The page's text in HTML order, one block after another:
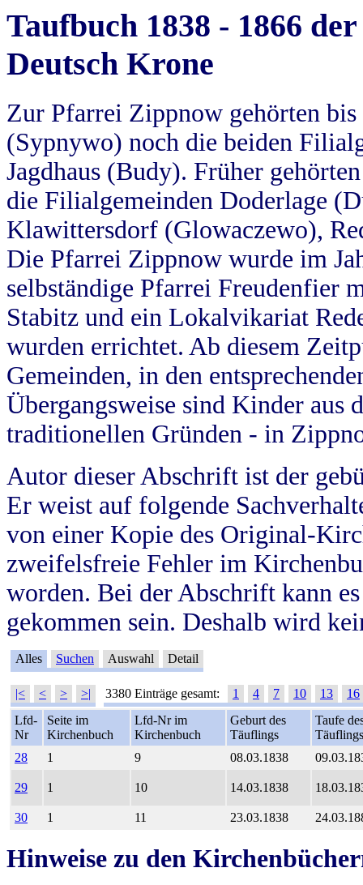
Taufbuch 1838 - 1866
Deutsch Krone
Zur Pfarrei Zippnow gehörten
(Sypnywo) noch die beiden
Jagdhaus (Budy). Früher
die Filialgemeinden Doderlage
Klawittersdorf (Glowaczewo),
Die Pfarrei Zippnow wurde im
selbständige Pfarrei Freudenfier
Stabitz und ein Lokalvikariat
wurden errichtet. Ab diesem
Gemeinden, in den
Übergangsweise sind Kinder aus
traditionellen Gründen - in
Autor dieser Abschrift ist der
Er weist auf folgende
von einer Kopie des Original-
zweifelsfreie Fehler im
worden. Bei der Abschrift kann
gekommen sein. Deshalb wird
Alles Suchen Auswahl Detail
|< < > >| 3380 Einträge gesamt: 1 4 7 10 13
16
Lfd-
Nr
Seite im
Kirchenbuch
Lfd-Nr im
Kirchenbuch
Geburt des
Täuflings
Taufe
Täuflings
28
1 9 08.03.1838
29 1 10 14.03.1838
30 1 11 23.03.1838
Hinweise zu den